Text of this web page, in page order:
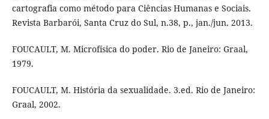
cartografia como método para Ciências Humanas e Sociais.
Revista Barbarói, Santa Cruz do Sul, n.38, p., jan./jun. 2013.
FOUCAULT, M. Microfísica do poder. Rio de Janeiro: Graal,
1979.
FOUCAULT, M. História da sexualidade. 3.ed. Rio de Janeiro:
Graal, 2002.